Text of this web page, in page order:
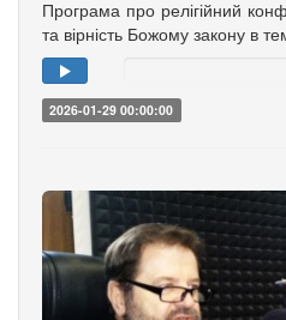
Програма про релігійний
та вірність Божому закону в
2026-01-29 00:00:00